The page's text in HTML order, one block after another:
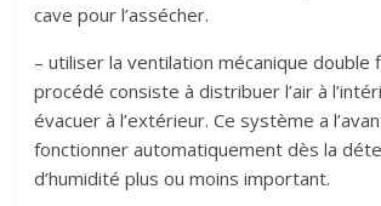
cave pour l’assécher.
– utiliser la ventilation mécanique double
procédé consiste à distribuer l’air à
évacuer à l’extérieur. Ce système a
fonctionner automatiquement dès la
d’humidité plus ou moins important.